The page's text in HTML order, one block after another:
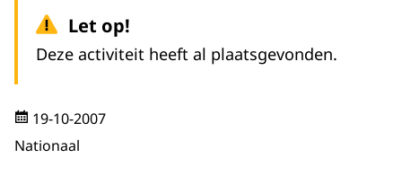
Let op!
Deze activiteit heeft al plaatsgevonden.
19-10-2007
Nationaal